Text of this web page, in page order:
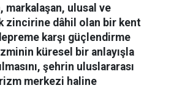
markalaşan, ulusal ve
zincirine dâhil olan bir kent
karşı güçlendirme
küresel bir anlayışla
şehrin uluslararası
merkezi haline